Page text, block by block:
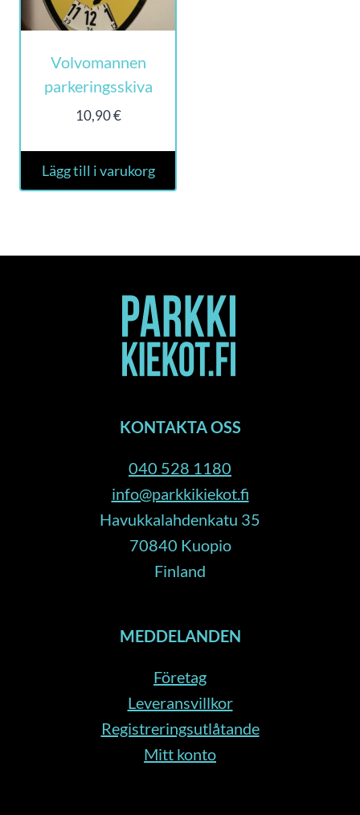
Volvomannen
parkeringsskiva
10,90€
Lägg till i varukorg
KONTAKTA OSS
040 528 1180
info@parkkikiekot.fi
Havukkalahdenkatu 35
70840 Kuopio
Finland
MEDDELANDEN
Företag
Leveransvillkor
Registreringsutlåtande
Mitt konto